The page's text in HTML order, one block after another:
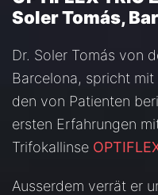
Soler Tomás,
Dr. Soler Tomás von
Barcelona, ​​​​spricht
den von Patienten
ersten Erfahrungen
Trifokallinse
Ausserdem verrät er